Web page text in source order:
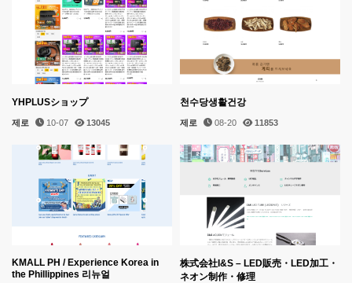
YHPLUSショップ
제로 10-07 13045
천수당생활건강
제로 08-20 11853
KMALL PH / Experience Korea in
the Phillippines 리뉴얼
株式会社I&S – LED販売・LED加工・
ネオン制作・修理